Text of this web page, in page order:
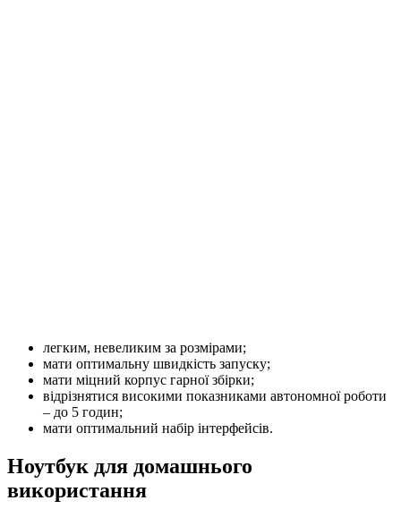
легким, невеликим за розмірами;
мати оптимальну швидкість запуску;
мати міцний корпус гарної збірки;
відрізнятися високими показниками автономної роботи
– до 5 годин;
мати оптимальний набір інтерфейсів.
Ноутбук для домашнього
використання